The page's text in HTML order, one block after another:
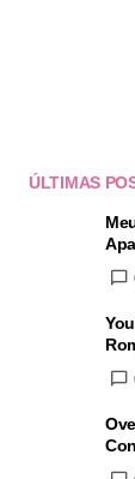
ÚLTIMAS